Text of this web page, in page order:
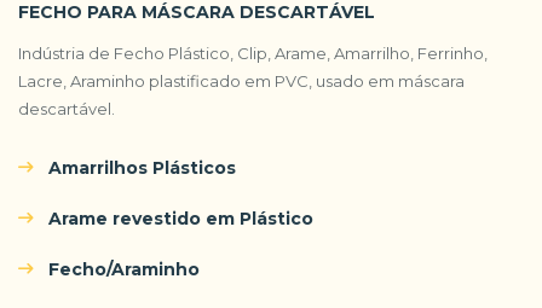
FECHO PARA MÁSCARA DESCARTÁVEL
Indústria de Fecho Plástico, Clip, Arame, Amarrilho, Ferrinho,
Lacre, Araminho plastificado em PVC, usado em máscara
descartável.
Amarrilhos Plásticos
Arame revestido em Plástico
Fecho/Araminho